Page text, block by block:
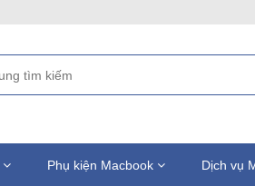
Phụ kiện Macbook Dịch vụ